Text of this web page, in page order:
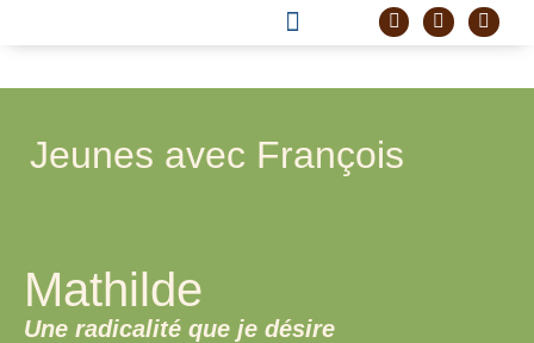
Jeunes avec François
Mathilde
Une radicalité que je désire